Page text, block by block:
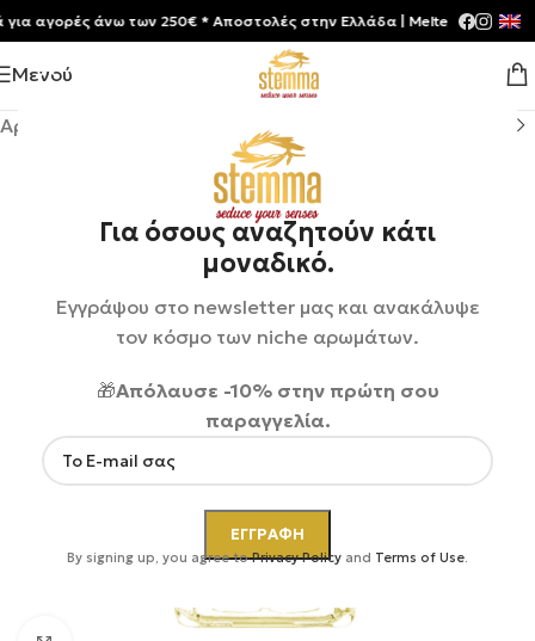
Για όσους αναζητούν κάτι
μοναδικό.
Εγγράψου στο newsletter μας και ανακάλυψε
τον κόσμο των niche αρωμάτων.
🎁Απόλαυσε -10% στην πρώτη σου
παραγγελία.
By signing up, you agree toPrivacy Policy and Terms of Use.
Μενού
Αρχική σελίδα Αρώματα
αγορές άνω των 250€ * Aποστολές στην Ελλάδα | Meltemia Exclusive